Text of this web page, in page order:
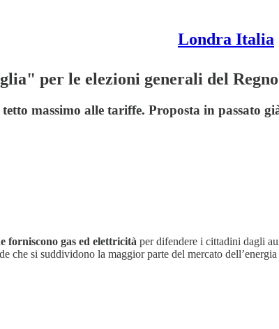
Londra Italia
per le elezioni generali del
massimo alle tariffe. Proposta in passato
forniscono gas ed elettricità per difendere i cittadini dagli
che si suddividono la maggior parte del mercato